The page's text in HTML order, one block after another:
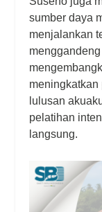
sumber daya
menjalankan
meningkatkan
lulusan
pelatihan
langsung.